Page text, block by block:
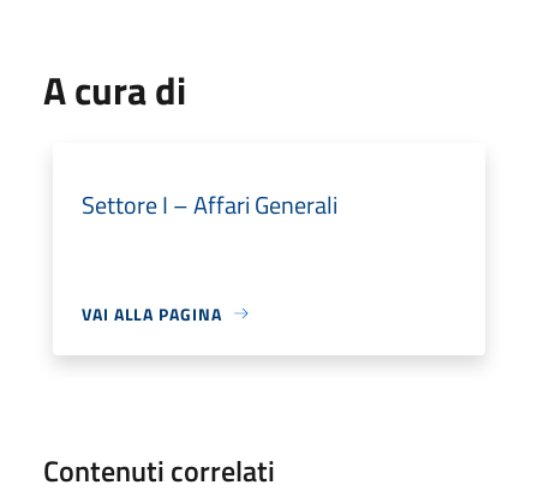
A cura di
Settore I – Affari Generali
VAI ALLA PAGINA
Contenuti correlati